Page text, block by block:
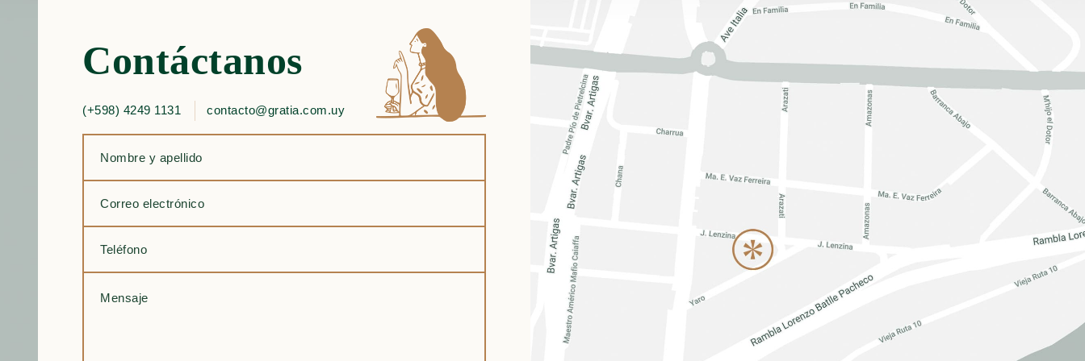
Contáctanos
(+598) 4249 1131 contacto@gratia.com.uy